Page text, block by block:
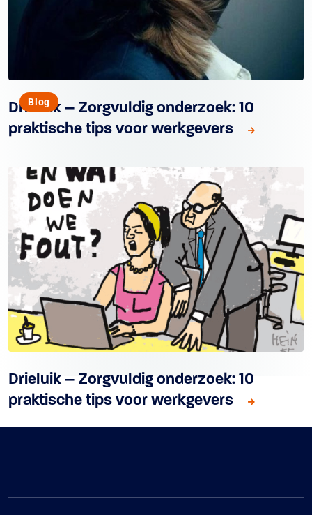
Blog
Drieluik – Zorgvuldig onderzoek: 10
praktische tips voor werkgevers
Drieluik – Zorgvuldig onderzoek: 10
praktische tips voor werkgevers